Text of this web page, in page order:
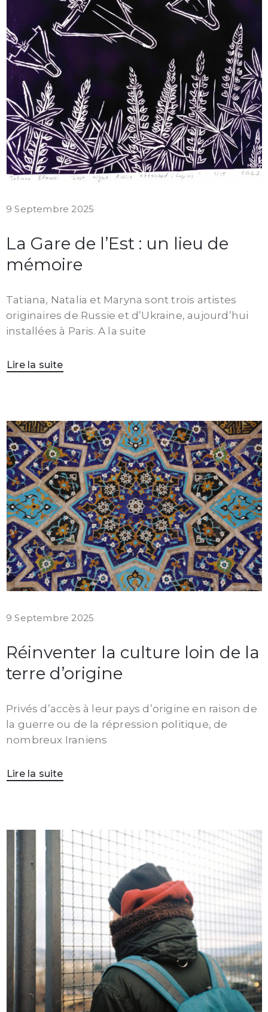
9 Septembre 2025
La Gare de l’Est : un lieu de
mémoire
Tatiana, Natalia et Maryna sont trois artistes
originaires de Russie et d’Ukraine, aujourd’hui
installées à Paris. A la suite
Lire la suite
9 Septembre 2025
Réinventer la culture loin de la
terre d’origine
Privés d’accès à leur pays d’origine en raison de
la guerre ou de la répression politique, de
nombreux Iraniens
Lire la suite